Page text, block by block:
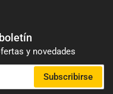
y novedades
Subscribirse